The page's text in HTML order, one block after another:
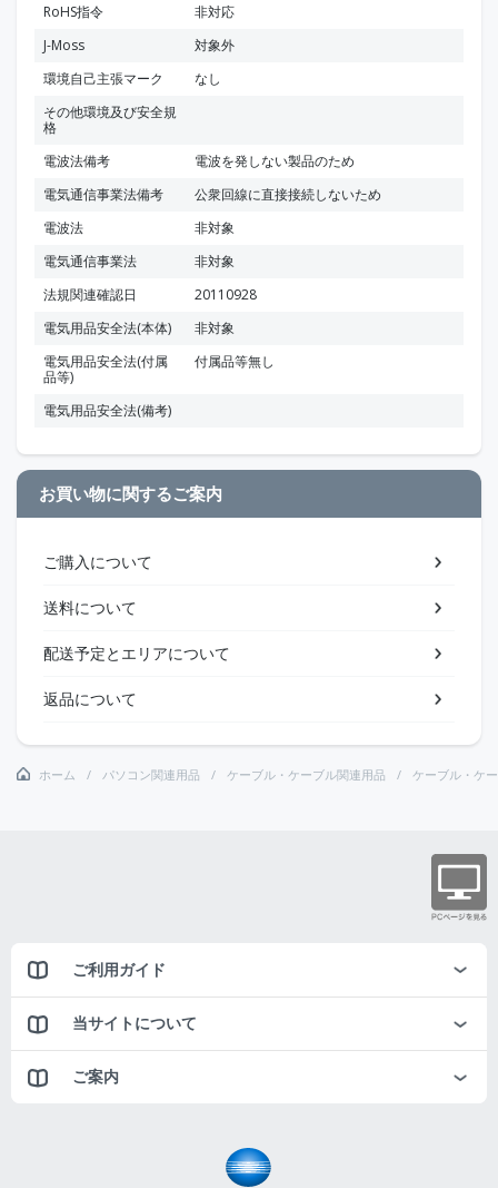
RoHS指令
非対応
J-Moss
対象外
環境自己主張マーク
なし
その他環境及び安全規
格
電波法備考
電波を発しない製品のため
電気通信事業法備考
公衆回線に直接接続しないため
電波法
非対象
電気通信事業法
非対象
法規関連確認日
20110928
電気用品安全法(本体)
非対象
電気用品安全法(付属
品等)
付属品等無し
電気用品安全法(備考)
お買い物に関するご案内
ご購入について
送料について
配送予定とエリアについて
返品について
ホーム パソコン関連用品 ケーブル・ケーブル関連用品 ケーブル・ケ
ご利用ガイド
当サイトについて
ご案内